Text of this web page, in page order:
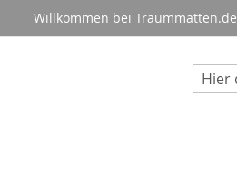
Willkommen bei Traummatten.de
Suche